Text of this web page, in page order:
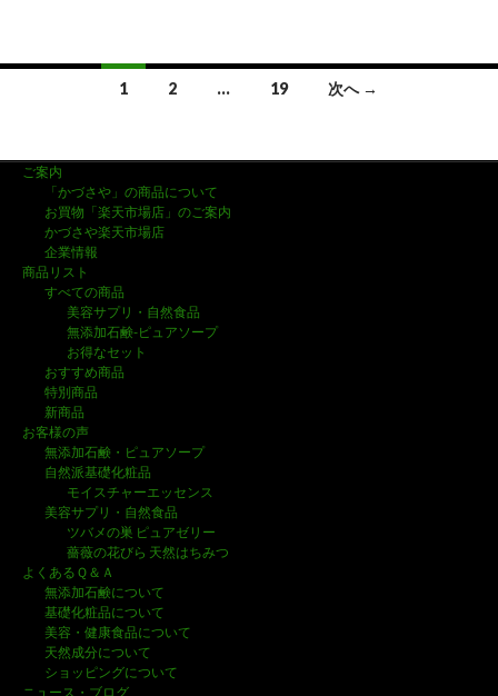
稿
ゲ
ン
1 2 … 19 次へ →
ご案内
「かづさや」の商品について
お買物「楽天市場店」のご案内
かづさや楽天市場店
企業情報
商品リスト
すべての商品
美容サプリ・自然食品
無添加石鹸-ピュアソープ
お得なセット
おすすめ商品
特別商品
新商品
お客様の声
無添加石鹸・ピュアソープ
自然派基礎化粧品
モイスチャーエッセンス
美容サプリ・自然食品
ツバメの巣 ピュアゼリー
薔薇の花びら 天然はちみつ
よくあるＱ＆Ａ
無添加石鹸について
基礎化粧品について
美容・健康食品について
天然成分について
ショッピングについて
ニュース・ブログ